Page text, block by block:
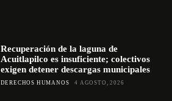
Recuperación de la laguna de
Acuitlapilco es insuficiente; colectivos
exigen detener descargas municipales
DERECHOS HUMANOS 4 AGOSTO, 2026